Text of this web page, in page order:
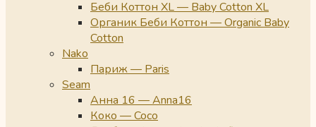
Беби Коттон XL — Baby Cotton XL
Органик Беби Коттон — Organic Baby
Cotton
Nako
Париж — Paris
Seam
Анна 16 — Anna16
Коко — Coco